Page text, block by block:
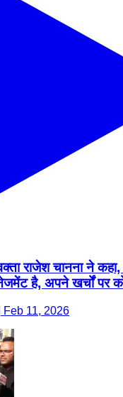
राजेश चानना ने
है, अपने खर्चों पर
Feb 11, 2026